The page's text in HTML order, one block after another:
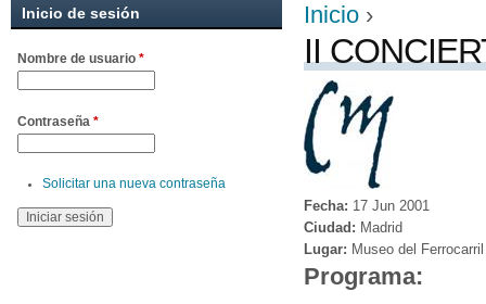
Se encuentra
Inicio ›
II
Fecha: 17 Jun 2001
Ciudad: Madrid
Lugar: Museo del Ferrocarril
Programa:
Inicio de sesión
Nombre de usuario *
Contraseña *
Solicitar una nueva contraseña